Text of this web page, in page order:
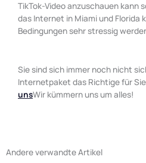
TikTok-Video anzuschauen kann
das Internet in Miami und Florida
Bedingungen sehr stressig
Sie sind sich immer noch nicht
Internetpaket das Richtige für
unsWir kümmern uns um alles!
Andere verwandte Artikel